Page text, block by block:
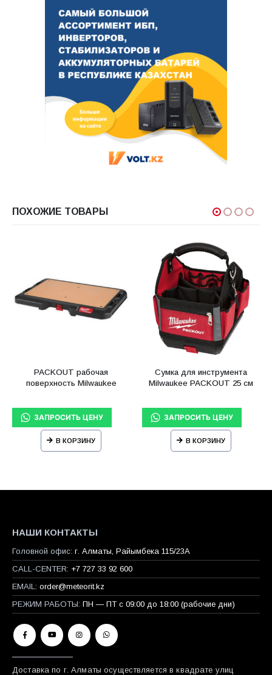
ПОХОЖИЕ ТОВАРЫ
PACKOUT рабочая
поверхность Milwaukee
В КОРЗИНУ
Сумка для инструмента
Milwaukee PACKOUT 25 см
В КОРЗИНУ
НАШИ КОНТАКТЫ
Головной офис: г. Алматы, Райымбека 115/23A
CALL-CENTER: +7 727 33 92 600
EMAIL: order@meteorit.kz
РЕЖИМ РАБОТЫ: ПН — ПТ с 09:00 до 18:00 (рабочие дни)
Доставка по г. Алматы осуществляется в квадрате улиц